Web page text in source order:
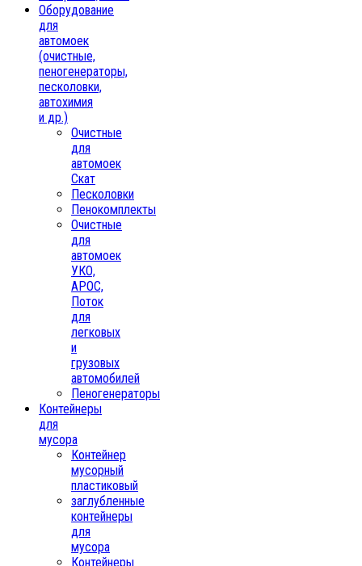
Oборудование
для
автомоек
(очистные,
пеногенераторы,
песколовки,
автохимия
и др.)
Очистные
для
автомоек
Скат
Песколовки
Пенокомплекты
Очистные
для
автомоек
УКО,
АРОС,
Поток
для
легковых
и
грузовых
автомобилей
Пеногенераторы
Контейнеры
для
мусора
Контейнер
мусорный
пластиковый
заглубленные
контейнеры
для
мусора
Контейнеры